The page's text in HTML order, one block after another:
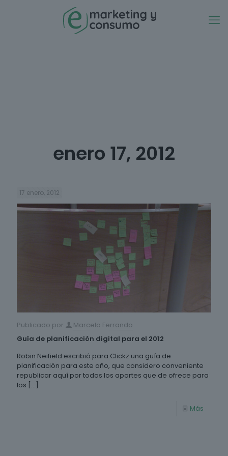
enero 17, 2012
17 enero, 2012
Publicado por
Marcelo Ferrando
Guía de planificación digital para el 2012
Robin Neifield escribió para Clickz una guía de
planificación para este año, que considero conveniente
republicar aquí por todos los aportes que de ofrece para
los […]
Más